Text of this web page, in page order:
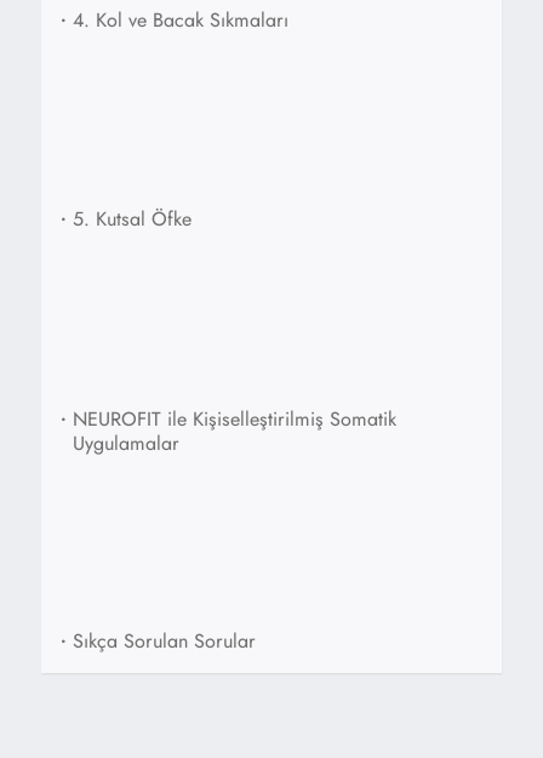
• 4. Kol ve Bacak Sıkmaları
• 5. Kutsal Öfke
• NEUROFIT ile Kişiselleştirilmiş Somatik
Uygulamalar
• Sıkça Sorulan Sorular